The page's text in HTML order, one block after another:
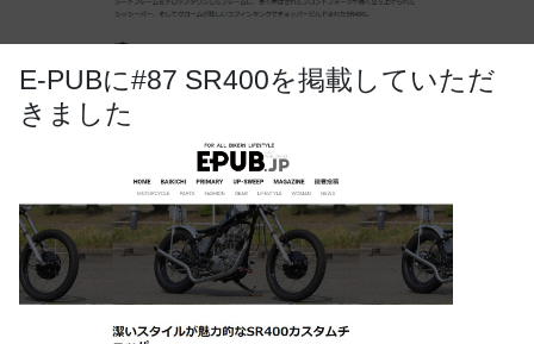
E-PUBに#87 SR400を掲載していただ
きました